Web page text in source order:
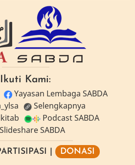
Ikuti Kami:
Yayasan Lembaga SABDA
Selengkapnya
Podcast SABDA
SABDA
DONASI